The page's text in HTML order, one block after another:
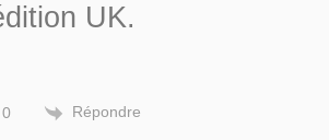
UK.
0 Répondre